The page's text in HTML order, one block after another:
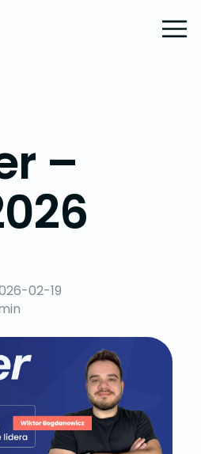
–
02-19